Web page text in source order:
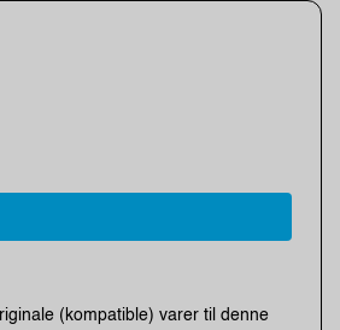
(kompatible) varer til denne